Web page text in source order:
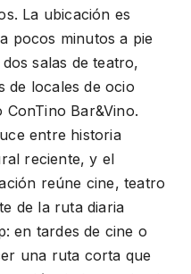
La ubicación es
pocos minutos a pie
salas de teatro,
de locales de ocio
Bar&Vino.
entre historia
reciente, y el
reúne cine, teatro
de la ruta diaria
en tardes de cine o
una ruta corta que